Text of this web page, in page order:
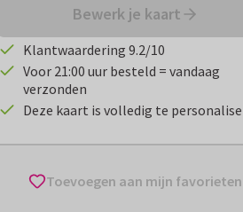
Bewerk je kaart
Klantwaardering 9.2/10
Voor 21:00 uur besteld = vandaag
verzonden
Deze kaart is volledig te
Toevoegen aan mijn favorieten